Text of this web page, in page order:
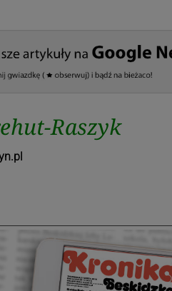
Raszyk